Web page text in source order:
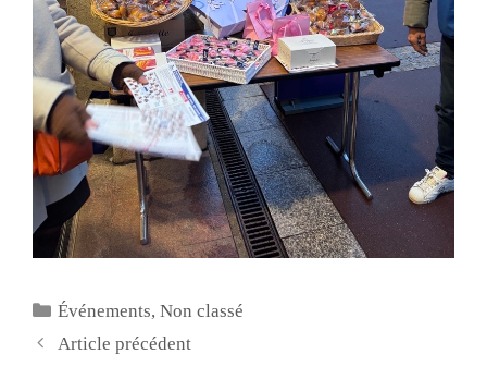
Catégories
Événements,Non classé
Article précédent